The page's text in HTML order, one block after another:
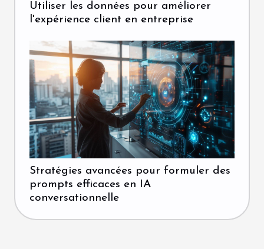
Utiliser les données pour améliorer
l'expérience client en entreprise
Stratégies avancées pour formuler des
prompts efficaces en IA
conversationnelle